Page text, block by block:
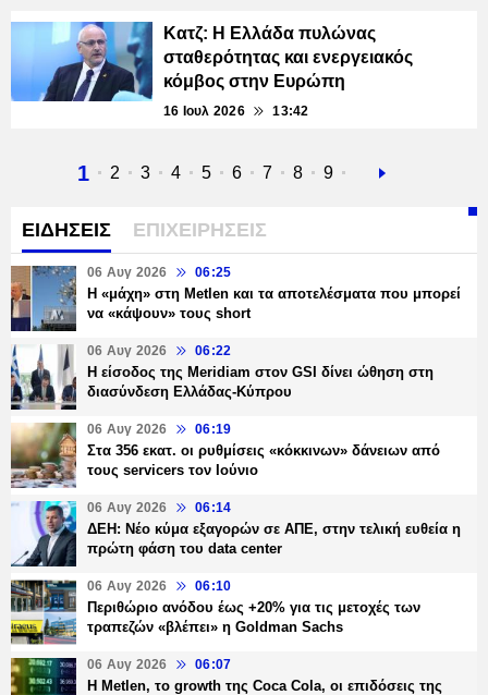
Κατζ: Η Ελλάδα πυλώνας
σταθερότητας και ενεργειακός
κόμβος στην Ευρώπη
16 Ιουλ 2026 13:42
Τρέχουσα
1 Σελίδα
2 Σελίδα
3 Σελίδα
4 Σελίδα
5 Σελίδα
6 Σελίδα
7 Σελίδα
8 Σελίδα
9
Next
ΕΙΔΗΣΕΙΣ ΕΠΙΧΕΙΡΗΣΕΙΣ
06 Αυγ 2026 06:25
H «μάχη» στη Metlen και τα αποτελέσματα που μπορεί
να «κάψουν» τους short
06 Αυγ 2026 06:22
Η είσοδος της Meridiam στον GSI δίνει ώθηση στη
διασύνδεση Ελλάδας-Κύπρου
06 Αυγ 2026 06:19
Στα 356 εκατ. οι ρυθμίσεις «κόκκινων» δάνειων από
τους servicers τον Ιούνιο
06 Αυγ 2026 06:14
ΔΕΗ: Νέο κύμα εξαγορών σε ΑΠΕ, στην τελική ευθεία η
πρώτη φάση του data center
06 Αυγ 2026 06:10
Περιθώριο ανόδου έως +20% για τις μετοχές των
τραπεζών «βλέπει» η Goldman Sachs
06 Αυγ 2026 06:07
H Metlen, το growth της Coca Cola, οι επιδόσεις της